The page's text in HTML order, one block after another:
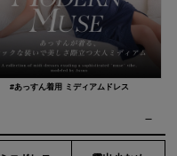
#あっすん着用 ミディアムドレス